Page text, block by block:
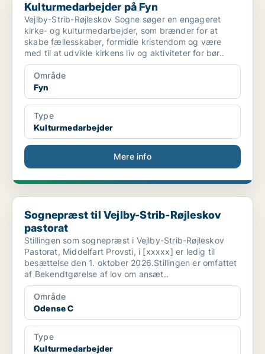
Kulturmedarbejder på Fyn
Vejlby-Strib-Røjleskov Sogne søger en engageret
kirke- og kulturmedarbejder, som brænder for at
skabe fællesskaber, formidle kristendom og være
med til at udvikle kirkens liv og aktiviteter for bør..
Område
Fyn
Type
Kulturmedarbejder
Mere info
Sognepræst til Vejlby-Strib-Røjleskov pastorat
Sognepræst til Vejlby-Strib-Røjleskov
pastorat
Stillingen som sognepræst i Vejlby-Strib-Røjleskov
Pastorat, Middelfart Provsti, i [xxxxx] er ledig til
besættelse den 1. oktober 2026.Stillingen er omfattet
af Bekendtgørelse af lov om ansæt..
Område
Odense C
Type
Kulturmedarbejder